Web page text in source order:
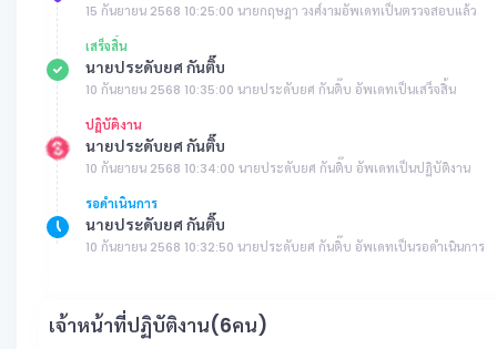
15 กันยายน 2568 10:25:00 นายกฤษฎา วงศ์งามอัพเดทเป็นตรวจสอบแล้ว
เสร็จสิ้น
นายประดับยศ กันติ๊บ
10 กันยายน 2568 10:35:00 นายประดับยศ กันติ๊บ อัพเดทเป็นเสร็จสิ้น
ปฏิบัติงาน
นายประดับยศ กันติ๊บ
10 กันยายน 2568 10:34:00 นายประดับยศ กันติ๊บ อัพเดทเป็นปฏิบัติงาน
รอดำเนินการ
นายประดับยศ กันติ๊บ
10 กันยายน 2568 10:32:50 นายประดับยศ กันติ๊บ อัพเดทเป็นรอดำเนินการ
เจ้าหน้าที่ปฏิบัติงาน(6คน)